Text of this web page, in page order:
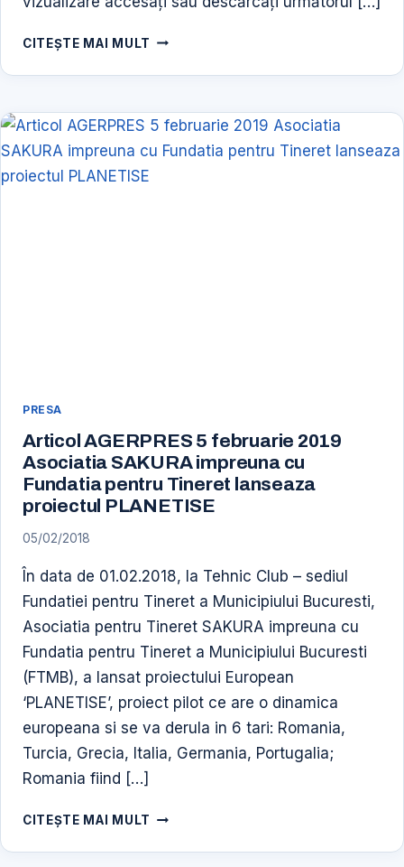
CITEȘTE MAI MULT ARTICOL
19
2019
FESTIVALUL
PRESA
Articol AGERPRES 5 februarie 2019
Asociatia SAKURA impreuna cu
Fundatia pentru Tineret lanseaza
proiectul PLANETISE
05/02/2018
În data de 01.02.2018, la Tehnic Club – sediul
Fundatiei pentru Tineret a Municipiului Bucuresti,
Asociatia pentru Tineret SAKURA impreuna cu
Fundatia pentru Tineret a Municipiului Bucuresti
(FTMB), a lansat proiectului European
‘PLANETISE’, proiect pilot ce are o dinamica
europeana si se va derula in 6 tari: Romania,
Turcia, Grecia, Italia, Germania, Portugalia;
Romania fiind […]
CITEȘTE MAI MULT ARTICOL
5